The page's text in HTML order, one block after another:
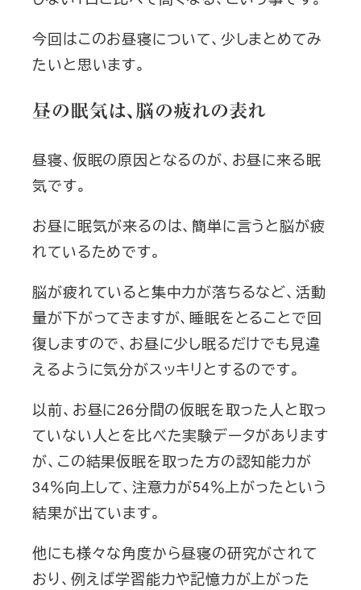
今回はこのお昼寝について、少しまとめてみ
たいと思います。
昼の眠気は、脳の疲れの表れ
昼寝、仮眠の原因となるのが、お昼に来る眠
気です。
お昼に眠気が来るのは、簡単に言うと脳が疲
れているためです。
脳が疲れていると集中力が落ちるなど、活動
量が下がってきますが、睡眠をとることで回
復しますので、お昼に少し眠るだけでも見違
えるように気分がスッキリとするのです。
以前、お昼に26分間の仮眠を取った人と取っ
ていない人とを比べた実験データがあります
が、この結果仮眠を取った方の認知能力が
34％向上して、注意力が54％上がったという
結果が出ています。
他にも様々な角度から昼寝の研究がされて
おり、例えば学習能力や記憶力が上がった